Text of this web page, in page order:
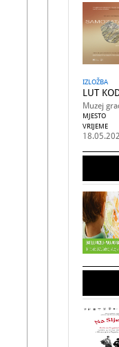
IZLOŽBA
LUT
Muzej
MJESTO
VRIJEME